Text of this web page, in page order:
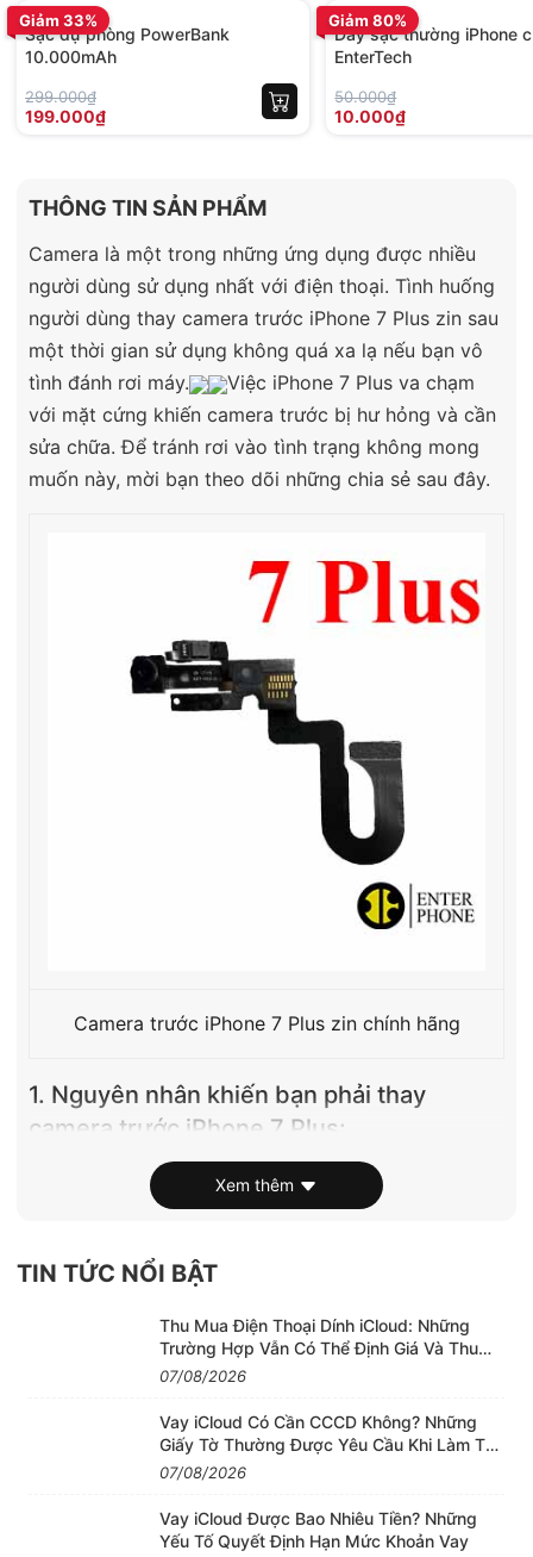
Giảm 33%
Sạc dự phòng PowerBank
10.000mAh
299.000₫
199.000₫
Giảm 80%
Dây sạc thường iPhone
EnterTech
50.000₫
10.000₫
THÔNG TIN SẢN PHẨM
Camera là một trong những ứng dụng được nhiều
người dùng sử dụng nhất với điện thoại. Tình huống
người dùng thay camera trước iPhone 7 Plus zin sau
một thời gian sử dụng không quá xa lạ nếu bạn vô
tình đánh rơi máy.
Việc iPhone 7 Plus va chạm
với mặt cứng khiến camera trước bị hư hỏng và cần
sửa chữa. Để tránh rơi vào tình trạng không mong
muốn này, mời bạn theo dõi những chia sẻ sau đây.
Camera trước iPhone 7 Plus zin chính hãng
1. Nguyên nhân khiến bạn phải thay
camera trước iPhone 7 Plus:
+ Có khá nhiều nguyên nhân có thể khiến camera
trước điện thoại iPhone 7 Plus của bạn bị hỏng. Một
phải chính là cài đặt một ứng dụng không phù hợp
mềm và hư hỏng.
. Điện thoại iPhone 7 Plus rơi vào nước nhưng không
được xử lý đúng cách.
. Bạn vô tình làm máy bị rơi dẫn đến hư hỏng, nứt
+ Khi vô tình rơi vào tình trạng một trong số những
tình huống trên, bạn có thể mang điện thoại iPhone
Xem thêm
TIN TỨC NỔI BẬT
Thu Mua Điện Thoại Dính iCloud: Những
Trường Hợp Vẫn Có Thể Định Giá Và Thu
Mua
07/08/2026
Vay iCloud Có Cần CCCD Không? Những
Giấy Tờ Thường Được Yêu Cầu Khi Làm Thủ
Tục
07/08/2026
Vay iCloud Được Bao Nhiêu Tiền? Những
Yếu Tố Quyết Định Hạn Mức Khoản Vay